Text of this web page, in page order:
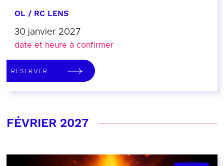
OL / RC LENS
30 janvier 2027
date et heure à confirmer
RÉSERVER
FÉVRIER 2027